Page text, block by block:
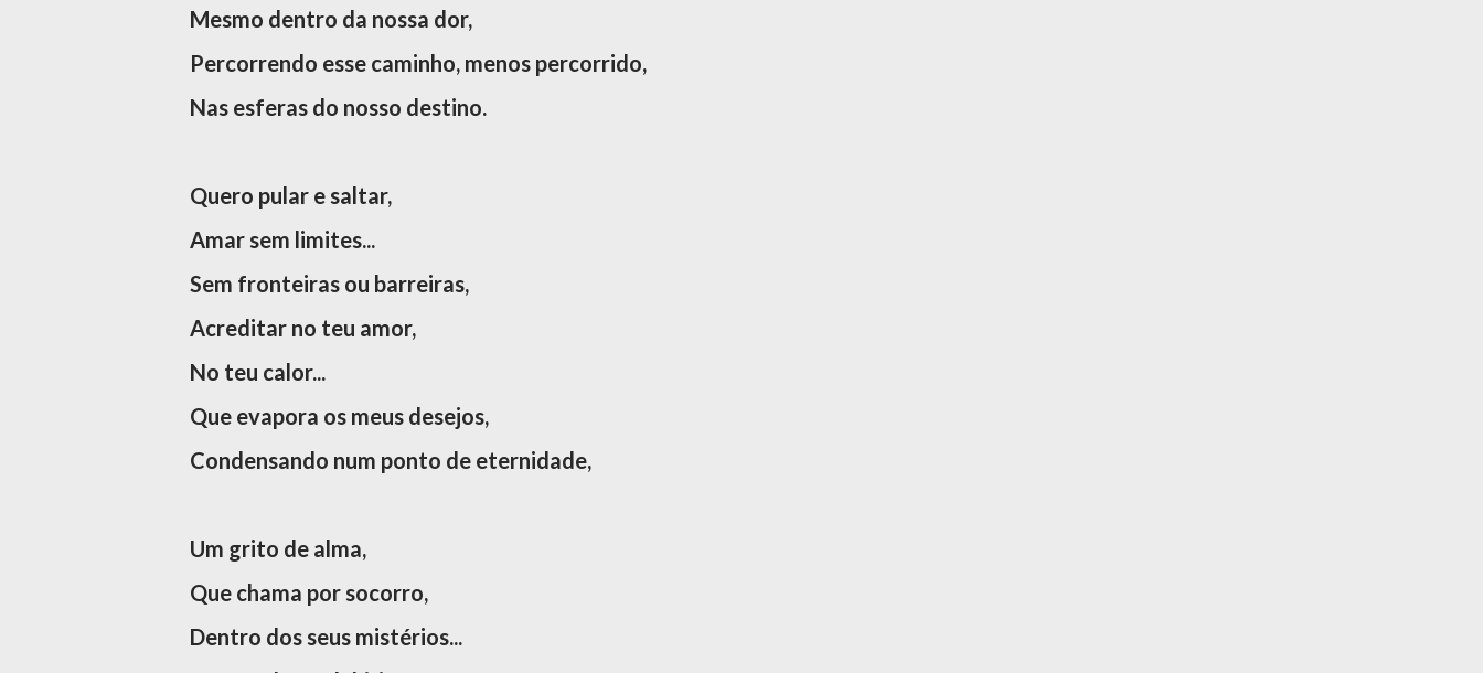
Mesmo dentro da nossa dor,
Percorrendo esse caminho, menos percorrido,
Nas esferas do nosso destino.
Quero pular e saltar,
Amar sem limites...
Sem fronteiras ou barreiras,
Acreditar no teu amor,
No teu calor...
Que evapora os meus desejos,
Condensando num ponto de eternidade,
Um grito de alma,
Que chama por socorro,
Dentro dos seus mistérios...